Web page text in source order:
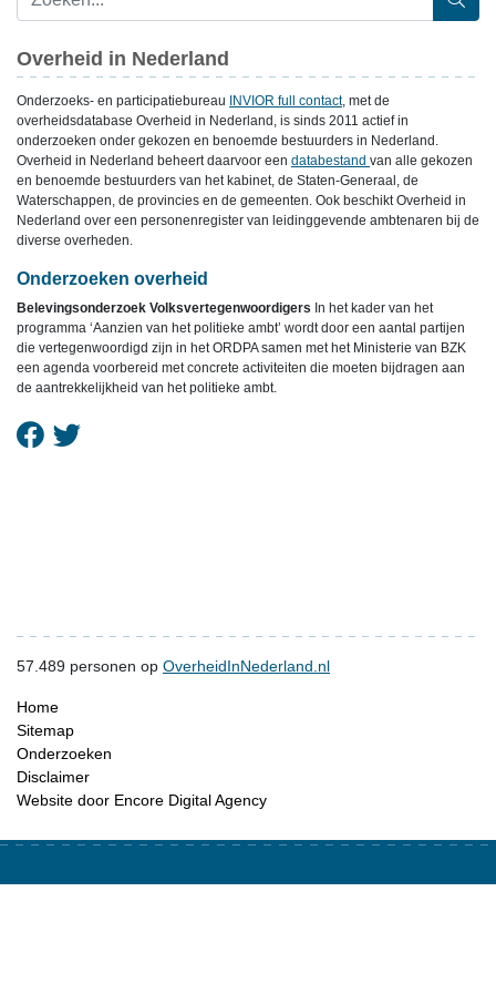
Overheid in Nederland
Onderzoeks- en participatiebureau INVIOR full contact, met de
overheidsdatabase Overheid in Nederland, is sinds 2011 actief in
onderzoeken onder gekozen en benoemde bestuurders in Nederland.
Overheid in Nederland beheert daarvoor een databestand van alle gekozen
en benoemde bestuurders van het kabinet, de Staten-Generaal, de
Waterschappen, de provincies en de gemeenten. Ook beschikt Overheid in
Nederland over een personenregister van leidinggevende ambtenaren bij de
diverse overheden.
Onderzoeken overheid
Belevingsonderzoek Volksvertegenwoordigers In het kader van het
programma ‘Aanzien van het politieke ambt’ wordt door een aantal partijen
die vertegenwoordigd zijn in het ORDPA samen met het Ministerie van BZK
een agenda voorbereid met concrete activiteiten die moeten bijdragen aan
de aantrekkelijkheid van het politieke ambt.
57.489 personen op OverheidInNederland.nl
Home
Sitemap
Onderzoeken
Disclaimer
Website door Encore Digital Agency